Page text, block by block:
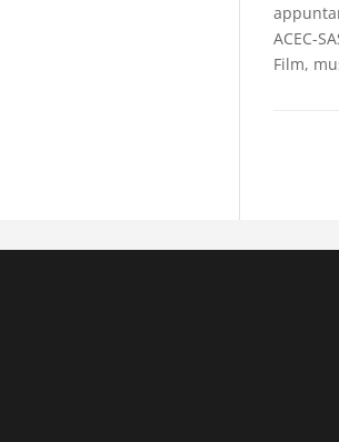
ACEC-
Film,